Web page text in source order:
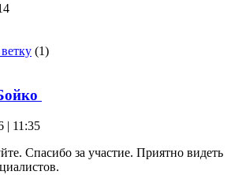
(1)
| 11:35
Спасибо за участие. Приятно видеть